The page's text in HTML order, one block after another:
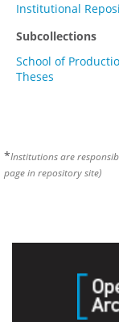
Institutional
Subcollections
School of
Theses
*Institutions are
page in repository site)